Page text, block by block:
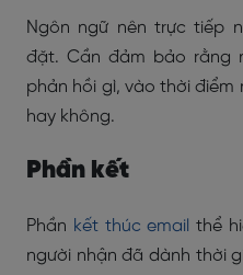
Ngôn ngữ nên trực tiếp
đặt. Cần đảm bảo rằng
phản hồi gì, vào thời
hay không.
Phần kết
Phần kết thúc email thể
người nhận đã dành thời